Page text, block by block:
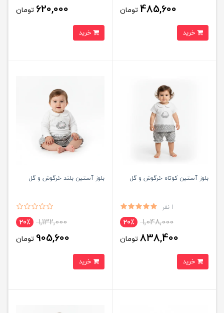
485,600 تومان 620,000 تومان
بلوز آستین کوتاه خرگوش و گل
1 نفر
1,048,000 20٪
838,400 تومان
بلوز آستین بلند خرگوش و گل
1,132,000 20٪
905,600 تومان